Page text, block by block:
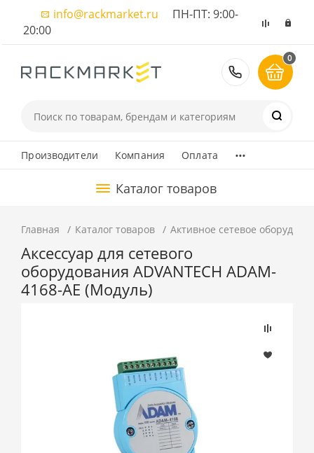
info@rackmarket.ru ПН-ПТ: 9:00-
20:00
8 (495)
0
Производители Компания Оплата ...
Каталог товаров
Главная Каталог товаров Активное сетевое
Аксессуар для сетевого
оборудования ADVANTECH ADAM-
4168-AE (Модуль)